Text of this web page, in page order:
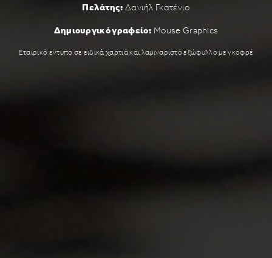
Πελάτης: Δανιήλ Γκατένιο
Δημιουργικό γραφείο: Mouse Graphics
Εταιρικό εντυπο σε ειδικά χαρτιά και λαμιναριστό εξώφυλλο με γκοφρέ